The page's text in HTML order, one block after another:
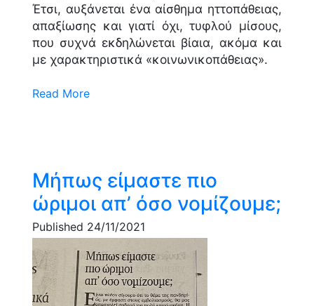
Έτσι, αυξάνεται ένα αίσθημα ηττοπάθειας,
απαξίωσης και γιατί όχι, τυφλού μίσους,
που συχνά εκδηλώνεται βίαια, ακόμα και
με χαρακτηριστικά «κοινωνικοπάθειας».
Read More
Μήπως είμαστε πιο
ώριμοι απ’ όσο νομίζουμε;
Published 24/11/2021